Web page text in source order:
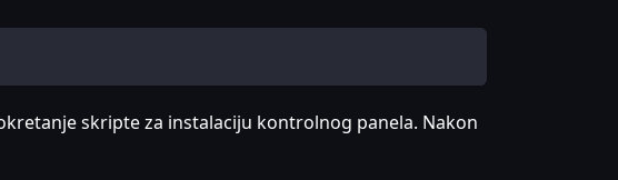
skripte za instalaciju kontrolnog panela. Nakon